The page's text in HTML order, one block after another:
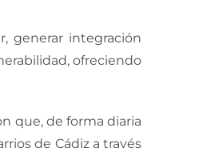
generar integración
ofreciendo
que, de forma diaria
de Cádiz a través